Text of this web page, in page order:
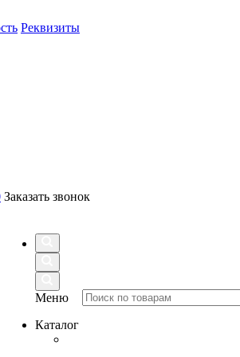
Реквизиты
Заказать звонок
Меню
Каталог